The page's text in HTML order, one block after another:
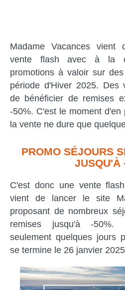
Madame Vacances vient
vente flash avec à la
promotions à valoir sur
période d'Hiver 2025. Des
de bénéficier de remises
-50%. C'est le moment d'en
la vente ne dure que
PROMO SÉJOURS
JUSQU'À
C'est donc une vente
vient de lancer le site
proposant de nombreux
remises jusqu'à -50%.
seulement quelques jours
se termine le 26 janvier